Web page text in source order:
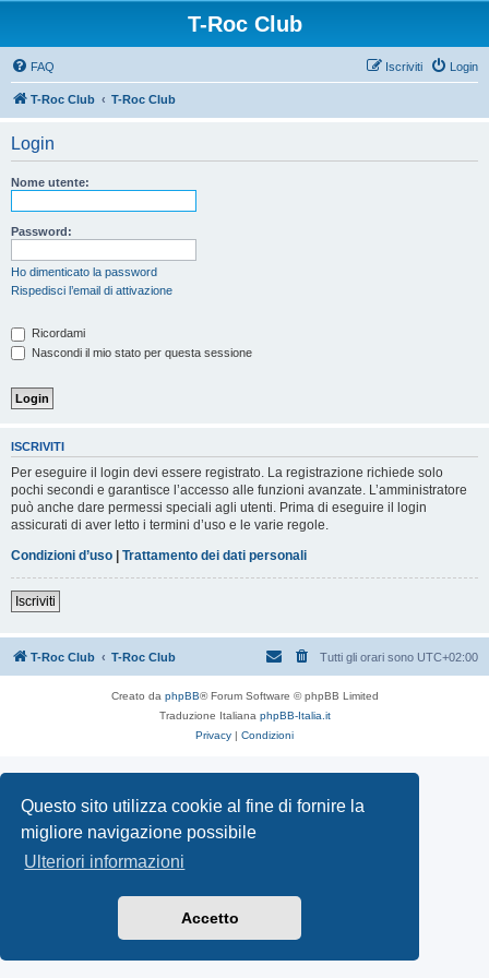
Questo sito utilizza cookie al fine di fornire la
migliore navigazione possibile
Ulteriori informazioni
Accetto
T-Roc Club
FAQ Login
Iscriviti
T-Roc Club T-Roc Club
Login
Nome utente:
Password:
Ho dimenticato la password
Rispedisci l’email di attivazione
Ricordami
Nascondi il mio stato per questa sessione
ISCRIVITI
Per eseguire il login devi essere registrato. La registrazione richiede solo
pochi secondi e garantisce l’accesso alle funzioni avanzate. L’amministratore
può anche dare permessi speciali agli utenti. Prima di eseguire il login
assicurati di aver letto i termini d’uso e le varie regole.
Condizioni d’uso | Trattamento dei dati personali
Iscriviti
T-Roc Club T-Roc Club Tutti gli orari sono UTC+02:00
Creato da phpBB® Forum Software © phpBB Limited
Traduzione Italiana phpBB-Italia.it
Privacy | Condizioni